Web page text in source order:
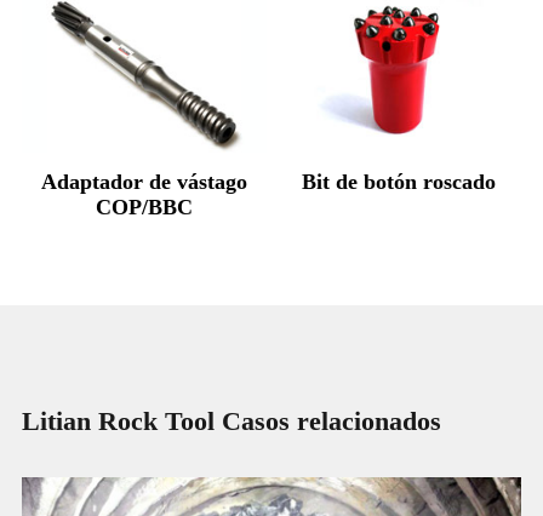
Adaptador de vástago
COP/BBC
Bit de botón roscado
Litian Rock Tool Casos relacionados